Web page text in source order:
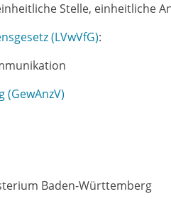
Stelle, einheitliche
(LVwVfG):
(GewAnzV)
Baden-Württemberg